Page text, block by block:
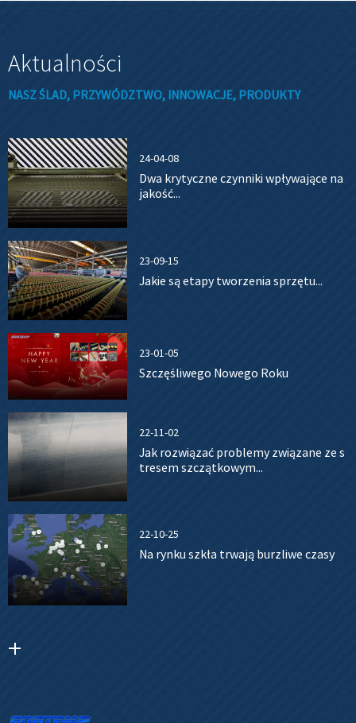
Aktualności
NASZ ŚLAD, PRZYWÓDZTWO, INNOWACJE, PRODUKTY
24-04-08
Dwa krytyczne czynniki wpływające na
jakość...
23-09-15
Jakie są etapy tworzenia sprzętu...
23-01-05
Szczęśliwego Nowego Roku
22-11-02
Jak rozwiązać problemy związane ze s
tresem szczątkowym...
22-10-25
Na rynku szkła trwają burzliwe czasy